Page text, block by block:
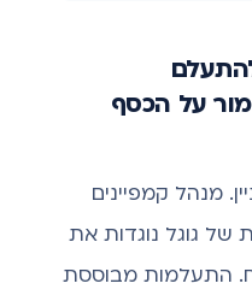
על הכסף
מנהל קמפיינים
של גוגל נוגדות את
התעלמות מבוססת